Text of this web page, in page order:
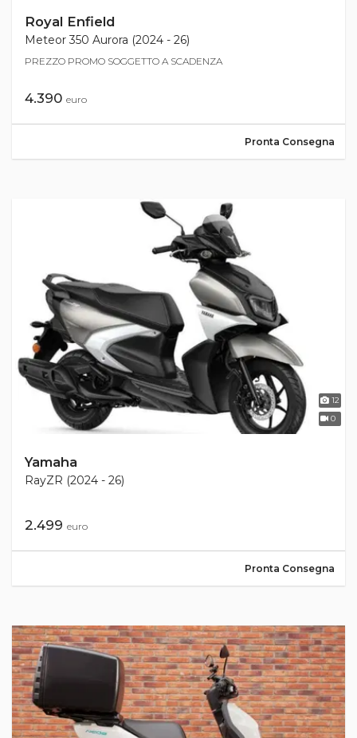
Royal Enfield
Meteor 350 Aurora (2024 - 26)
PREZZO PROMO SOGGETTO A SCADENZA
4.390 euro
Pronta Consegna
12
0
Yamaha
RayZR (2024 - 26)
2.499 euro
Pronta Consegna